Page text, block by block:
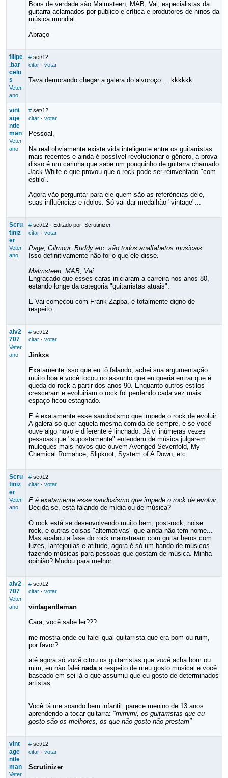
Bons de verdade são Malmsteen, MAB, Vai, especialistas da
guitarra aclamados por público e crítica e produtores de hinos da
música mundial.
Abraço
filipe
.bar
celo
s
Veter
ano
# set/12
citar· votar
Tava demorando chegar a galera do alvoroço ... kkkkkk
vint
age
ntle
man
Veter
ano
# set/12
citar· votar
Pessoal,
Na real obviamente existe vida inteligente entre os guitarristas
mais recentes e ainda é possível revolucionar o gênero, a prova
disso é um carinha que sabe um pouquinho de guitarra chamado
Jack White e que provou que o rock pode ser reinventado "com
estilo".
Agora vão perguntar para ele quem são as referências dele,
suas influências e ídolos. Só vai dar medalhão "vintage"...
Scru
tiniz
er
Veter
ano
# set/12· Editado por: Scrutinizer
citar· votar
Page, Gilmour, Buddy etc. são todos analfabetos musicais
Isso definitivamente não foi o que ele disse.
Malmsteen, MAB, Vai
Engraçado que esses caras iniciaram a carreira nos anos 80,
estando longe da categoria "guitarristas atuais".
E Vai começou com Frank Zappa, é totalmente digno de
respeito.
alv2
707
Veter
ano
# set/12
citar· votar
Jinkxs
Exatamente isso que eu tô falando, achei sua argumentação
muito boa e você tocou no assunto que eu queria entrar que é
queda do rock a partir dos anos 90. Enquanto outros estilos
cresceram e evoluiriam o rock foi perdendo cada vez mais
espaço ficou estagnado.
E é exatamente esse saudosismo que impede o rock de evoluir.
A galera só quer aquela mesma comida de sempre, e se você
ouve algo novo e diferente é linchado. Já vi inúmeras vezes
pessoas que "supostamente" entendem de música julgarem
muleques mais novos que ouvem Avenged Sevenfold, My
Chemical Romance, Slipknot, System of A Down, etc.
Scru
tiniz
er
Veter
ano
# set/12
citar· votar
E é exatamente esse saudosismo que impede o rock de evoluir.
Decida-se, está falando de mídia ou de música?
O rock está se desenvolvendo muito bem, post-rock, noise
rock, e outras coisas "alternativas" que ainda não tem nome...
Mas acabou a fase do rock mainstream com guitar heros com
luzes, lantejoulas e atitude, agora é só um bando de músicos
fazendo músicas para pessoas que gostam de música. Minha
opinião? Mudou para melhor.
alv2
707
Veter
ano
# set/12
citar· votar
vintagentleman
Cara, você sabe ler???
me mostra onde eu falei qual guitarrista que era bom ou ruim,
por favor?
até agora só vocêcitou os guitarristas que você acha bom ou
ruim, eu não falei nadaa respeito de meu gosto musical e você
baseado em sei lá o que assumiu que eu gosto de determinados
artistas.
Você tá me soando bem infantil. parece menino de 13 anos
aprendendo a tocar guitarra: "mimimi, os guitarristas que eu
gosto são os melhores, os que não gosto não prestam"
vint
age
ntle
man
Veter
# set/12
citar· votar
Scrutinizer